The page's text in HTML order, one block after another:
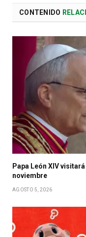
CONTENIDO
Papa León XIV
noviembre
AGOSTO 5, 2026